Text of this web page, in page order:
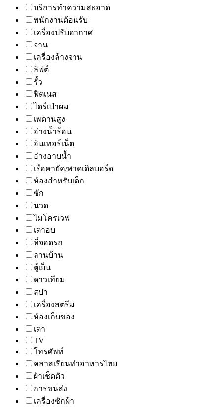
บริการทำความสะอาด
พนักงานต้อนรับ
เครื่องปรับอากาศ
จาน
เครื่องล้างจาน
ลิฟต์
รั้ว
ฟิตเนส
ไดร์เป่าผม
เพดานสูง
อ่างน้ำร้อน
อินเทอร์เน็ต
อ่างอาบน้ำ
เรือคายัค/พาดเดิลบอร์ด
ห้องสำหรับเด็ก
ซัก
นวด
ไมโครเวฟ
เตาอบ
ที่จอดรถ
ลานบ้าน
ตู้เย็น
ดาวเทียม
สปา
เครื่องสตรีม
ห้องเก็บของ
เตา
TV
โทรศัพท์
คลาสเรียนทำอาหารไทย
ผ้าเช็ดตัว
การขนส่ง
เครื่องซักผ้า